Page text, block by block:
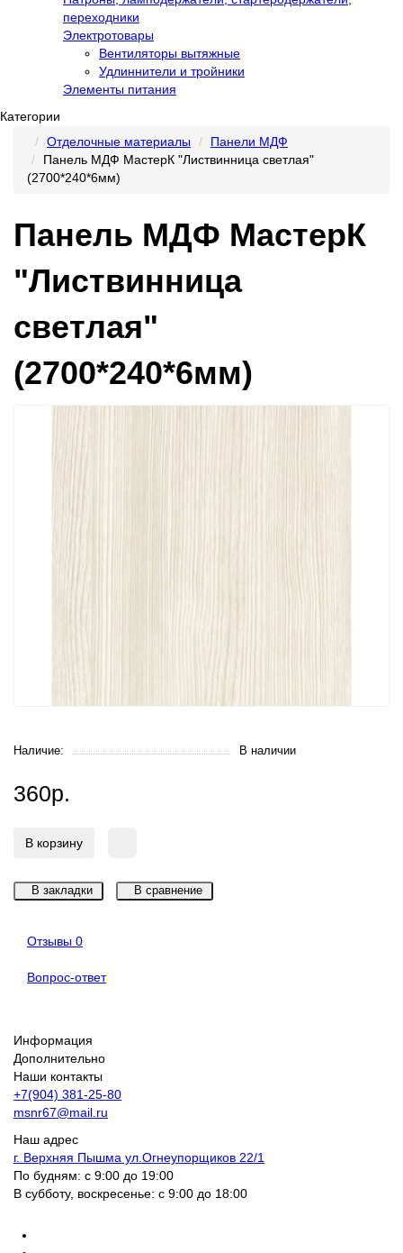
переходники
Электротовары
Вентиляторы вытяжные
Удлиннители и тройники
Элементы питания
Категории
Отделочные материалы
Панели МДФ
Панель МДФ МастерК "Листвинница светлая"
(2700*240*6мм)
Панель МДФ МастерК
"Листвинница
светлая"
(2700*240*6мм)
Наличие: В наличии
360р.
В корзину
В закладки В сравнение
Отзывы 0
Вопрос-ответ
Информация
Дополнительно
Наши контакты
+7(904) 381-25-80
msnr67@mail.ru
Наш адрес
г. Верхняя Пышма ул.Огнеупорщиков 22/1
По будням: с 9:00 до 19:00
В субботу, воскресенье: с 9:00 до 18:00